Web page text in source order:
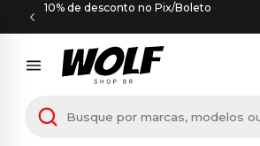
10% de desconto no Pix/Boleto
Início /PODS DESCARTÁVEIS/